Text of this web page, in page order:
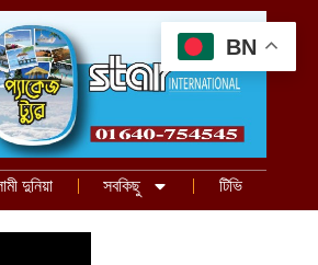
দুনিয়া সবকিছু টিভি
BN